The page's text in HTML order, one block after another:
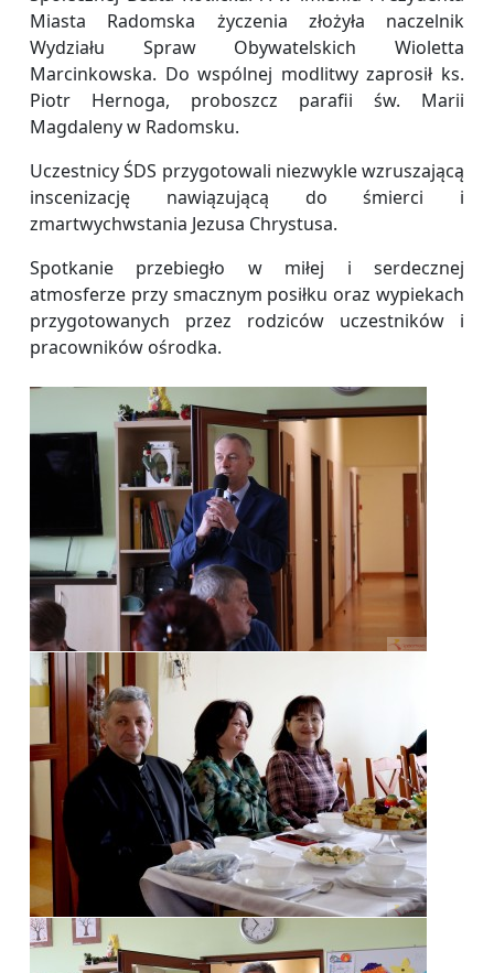
Miasta Radomska życzenia złożyła naczelnik
Wydziału Spraw Obywatelskich Wioletta
Marcinkowska. Do wspólnej modlitwy zaprosił ks.
Piotr Hernoga, proboszcz parafii św. Marii
Magdaleny w Radomsku.
Uczestnicy ŚDS przygotowali niezwykle wzruszającą
inscenizację nawiązującą do śmierci i
zmartwychwstania Jezusa Chrystusa.
Spotkanie przebiegło w miłej i serdecznej
atmosferze przy smacznym posiłku oraz wypiekach
przygotowanych przez rodziców uczestników i
pracowników ośrodka.